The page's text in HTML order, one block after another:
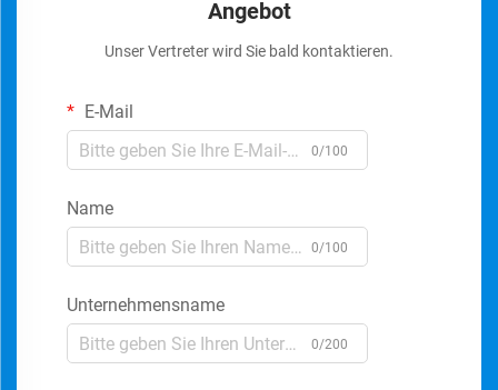
Angebot
Unser Vertreter wird Sie bald kontaktieren.
E-Mail
0/100
Name
0/100
Unternehmensname
0/200